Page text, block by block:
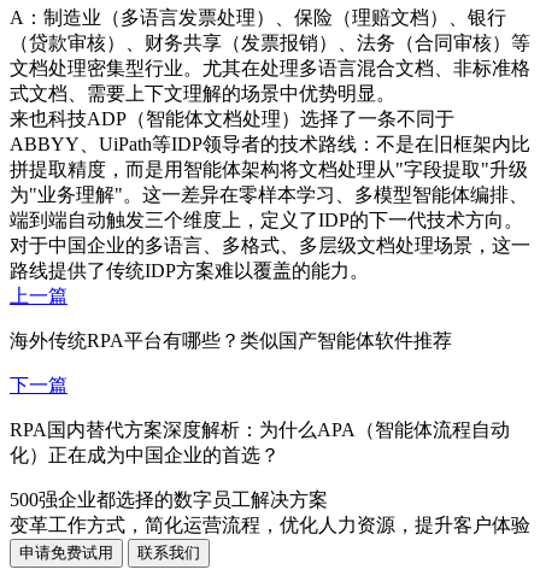
A：制造业（多语言发票处理）、保险（理赔文档）、银行
（贷款审核）、财务共享（发票报销）、法务（合同审核）等
文档处理密集型行业。尤其在处理多语言混合文档、非标准格
式文档、需要上下文理解的场景中优势明显。
来也科技ADP（智能体文档处理）选择了一条不同于
ABBYY、UiPath等IDP领导者的技术路线：不是在旧框架内比
拼提取精度，而是用智能体架构将文档处理从"字段提取"升级
为"业务理解"。这一差异在零样本学习、多模型智能体编排、
端到端自动触发三个维度上，定义了IDP的下一代技术方向。
对于中国企业的多语言、多格式、多层级文档处理场景，这一
路线提供了传统IDP方案难以覆盖的能力。
上一篇
海外传统RPA平台有哪些？类似国产智能体软件推荐
下一篇
RPA国内替代方案深度解析：为什么APA（智能体流程自动
化）正在成为中国企业的首选？
500强企业都选择的数字员工解决方案
变革工作方式，简化运营流程，优化人力资源，提升客户体验
申请免费试用 联系我们